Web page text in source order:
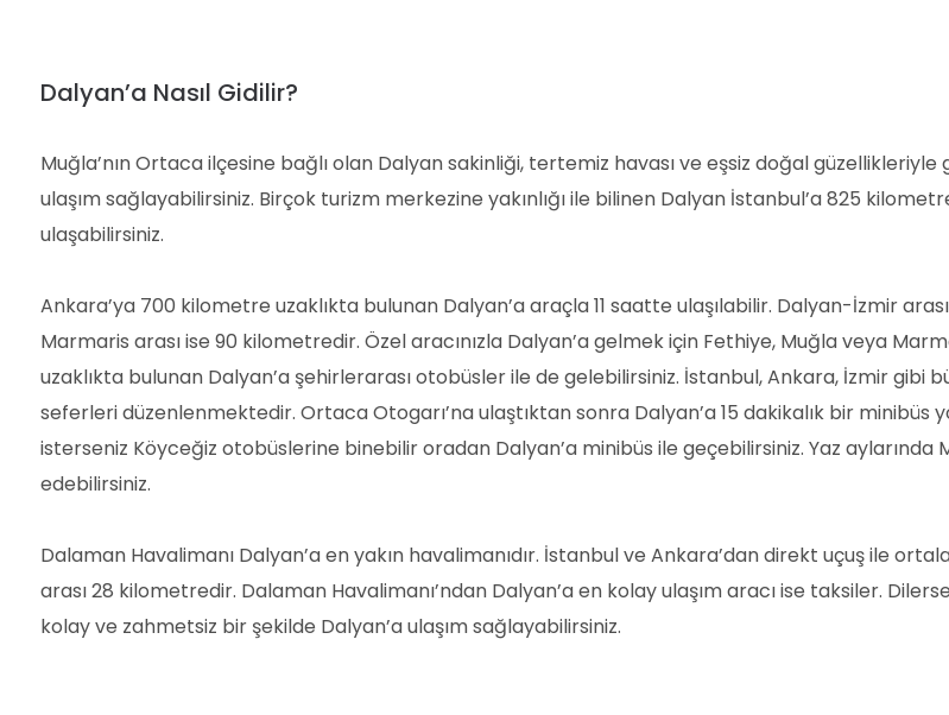
Dalyan’a Nasıl Gidilir?
Muğla’nın Ortaca ilçesine bağlı olan Dalyan sakinliği, tertemiz havası ve eşsiz doğal
ulaşım sağlayabilirsiniz. Birçok turizm merkezine yakınlığı ile bilinen Dalyan İstanbul’a 825
ulaşabilirsiniz.
Ankara’ya 700 kilometre uzaklıkta bulunan Dalyan’a araçla 11 saatte ulaşılabilir. Dalyan-İzmir
Marmaris arası ise 90 kilometredir. Özel aracınızla Dalyan’a gelmek için Fethiye, Muğla veya
uzaklıkta bulunan Dalyan’a şehirlerarası otobüsler ile de gelebilirsiniz. İstanbul, Ankara, İzmir
seferleri düzenlenmektedir. Ortaca Otogarı’na ulaştıktan sonra Dalyan’a 15 dakikalık bir
isterseniz Köyceğiz otobüslerine binebilir oradan Dalyan’a minibüs ile geçebilirsiniz. Yaz
edebilirsiniz.
Dalaman Havalimanı Dalyan’a en yakın havalimanıdır. İstanbul ve Ankara’dan direkt uçuş ile
arası 28 kilometredir. Dalaman Havalimanı’ndan Dalyan’a en kolay ulaşım aracı ise taksiler.
kolay ve zahmetsiz bir şekilde Dalyan’a ulaşım sağlayabilirsiniz.